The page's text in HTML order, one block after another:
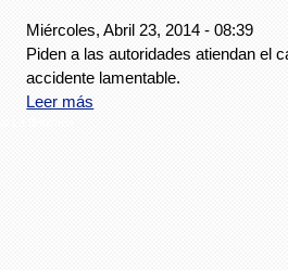
Miércoles, Abril 23, 2014 - 08:39
Piden a las autoridades atiendan el
accidente lamentable.
Leer más